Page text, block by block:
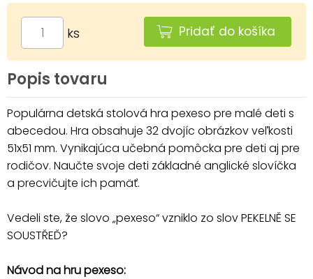
ks Pridať do košíka
Popis tovaru
Populárna detská stolová hra pexeso pre malé deti s
abecedou. Hra obsahuje 32 dvojíc obrázkov veľkosti
51x51 mm. Vynikajúca učebná pomôcka pre deti aj pre
rodičov. Naučte svoje deti základné anglické slovíčka
a precvičujte ich pamäť.
Vedeli ste, že slovo „pexeso“ vzniklo zo slov PEKELNĚ SE
SOUSTŘEĎ?
Návod na hru pexeso: